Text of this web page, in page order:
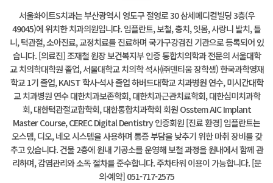
서울화이트S치과는 부산광역시 영도구 절영로 30 삼세메디컬빌딩 3층(우
49045)에 위치한 치과의원입니다. 임플란트, 보철, 충치, 잇몸, 사랑니 발치, 틀
니, 턱관절, 소아진료, 교정치료를 진료하며 국가구강검진 기관으로 등록되어 있
습니다. [의료진] 조재철 원장 보건복지부 인증 통합치의학과 전문의 서울대학
교 치의학대학원 졸업, 서울대학교 치의학 석사(㈜덴티움 장학생) 한국과학영재
학교 1기 졸업, KAIST 학사·석사 졸업 하버드대학교 치과병원 연수, 미시간대학
교 치과병원 연수 대한치과보존학회, 대한치과근관치료학회, 대한심미치과학
회, 대한턱관절교합학회, 대한통합치과학회 회원 Osstem AIC Implant
Master Course, CEREC Digital Dentistry 인증회원 [진료 환경] 임플란트는
오스템, 디오, 네오 시스템을 사용하며 통증 부담을 낮추기 위한 마취 장비를 갖
추고 있습니다. 건물 2층에 원내 기공소를 운영해 보철 과정을 원내에서 함께 관
리하며, 감염관리와 소독 절차를 준수합니다. 주차타워 이용이 가능합니다. [문
의·예약] 051-717-2575